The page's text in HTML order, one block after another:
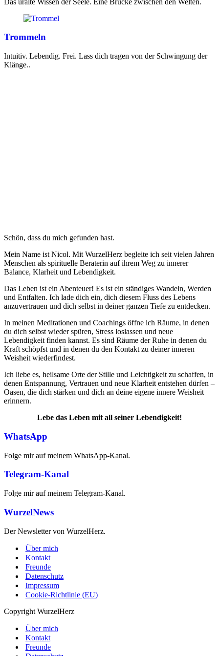
Trommeln
Intuitiv. Lebendig. Frei. Lass dich tragen von der Schwingung der
Klänge..
Schön, dass du mich gefunden hast.
Mein Name ist Nicol. Mit WurzelHerz begleite ich seit vielen Jahren
Menschen als spirituelle Beraterin auf ihrem Weg zu innerer
Balance, Klarheit und Lebendigkeit.
Das Leben ist ein Abenteuer! Es ist ein ständiges Wandeln, Werden
und Entfalten. Ich lade dich ein, dich diesem Fluss des Lebens
anzuvertrauen und dich selbst in deiner ganzen Tiefe zu entdecken.
In meinen Meditationen und Coachings öffne ich Räume, in denen
du dich selbst wieder spüren, Stress loslassen und neue
Lebendigkeit finden kannst. Es sind Räume der Ruhe in denen du
Kraft schöpfst und in denen du den Kontakt zu deiner inneren
Weisheit wiederfindest.
Ich liebe es, heilsame Orte der Stille und Leichtigkeit zu schaffen, in
denen Entspannung, Vertrauen und neue Klarheit entstehen dürfen –
Oasen, die dich stärken und dich an deine eigene innere Weisheit
erinnern.
Lebe das Leben mit all seiner Lebendigkeit!
WhatsApp
Folge mir auf meinem WhatsApp-Kanal.
Telegram-Kanal
Folge mir auf meinem Telegram-Kanal.
WurzelNews
Der Newsletter von WurzelHerz.
Über mich
Kontakt
Freunde
Datenschutz
Impressum
Cookie-Richtlinie (EU)
Copyright WurzelHerz
Über mich
Kontakt
Freunde